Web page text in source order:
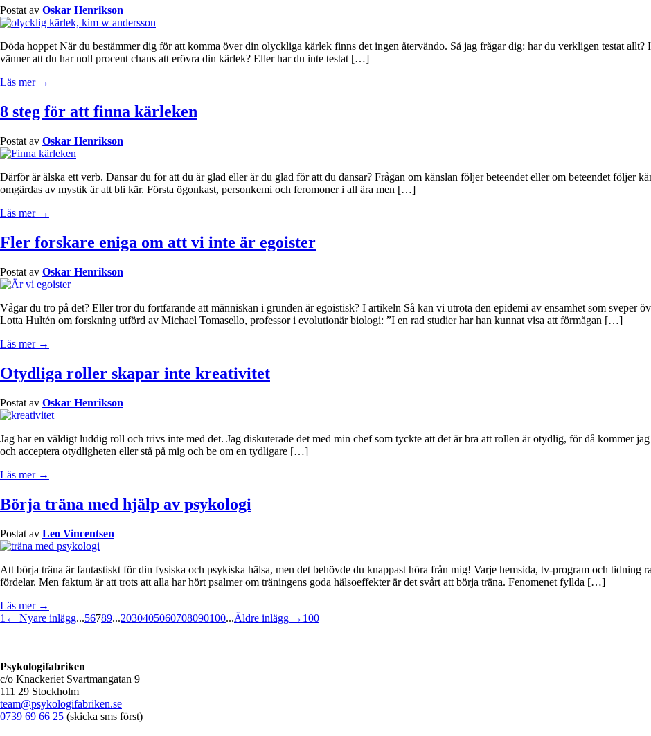
Postat av Oskar Henrikson
Döda hoppet När du bestämmer dig för att komma över din olyckliga kärlek finns det ingen återvändo. Så jag frågar dig: har du verkligen testat
vänner att du har noll procent chans att erövra din kärlek? Eller har du inte testat […]
Läs mer →
8 steg för att finna kärleken
Postat av Oskar Henrikson
Därför är älska ett verb. Dansar du för att du är glad eller är du glad för att du dansar? Frågan om känslan följer beteendet eller om beteendet följer
omgärdas av mystik är att bli kär. Första ögonkast, personkemi och feromoner i all ära men […]
Läs mer →
Fler forskare eniga om att vi inte är egoister
Postat av Oskar Henrikson
Vågar du tro på det? Eller tror du fortfarande att människan i grunden är egoistisk? I artikeln Så kan vi utrota den epidemi av ensamhet som sveper
Lotta Hultén om forskning utförd av Michael Tomasello, professor i evolutionär biologi: ”I en rad studier har han kunnat visa att förmågan […]
Läs mer →
Otydliga roller skapar inte kreativitet
Postat av Oskar Henrikson
Jag har en väldigt luddig roll och trivs inte med det. Jag diskuterade det med min chef som tyckte att det är bra att rollen är otydlig, för då kommer
och acceptera otydligheten eller stå på mig och be om en tydligare […]
Läs mer →
Börja träna med hjälp av psykologi
Postat av Leo Vincentsen
Att börja träna är fantastiskt för din fysiska och psykiska hälsa, men det behövde du knappast höra från mig! Varje hemsida, tv-program och tidning
fördelar. Men faktum är att trots att alla har hört psalmer om träningens goda hälsoeffekter är det svårt att börja träna. Fenomenet fyllda […]
Läs mer →
1 ← Nyare inlägg...56789...2030405060708090100...Äldre inlägg → 100
Psykologifabriken
c/o Knackeriet Svartmangatan 9
111 29 Stockholm
team@psykologifabriken.se
0739 69 66 25 (skicka sms först)